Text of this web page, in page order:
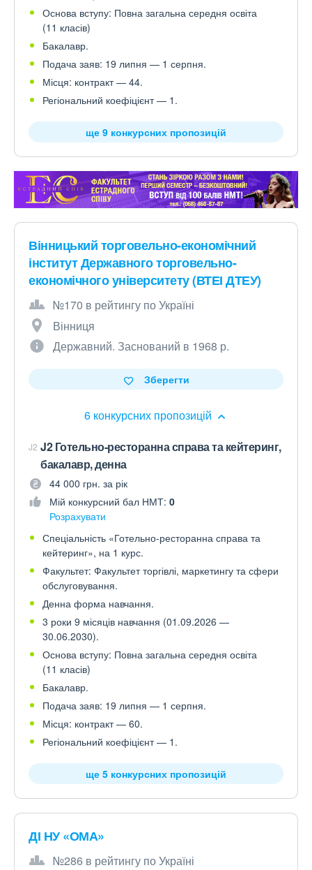
Основа вступу: Повна загальна середня освіта
(11 класів)
Бакалавр.
Подача заяв: 19 липня — 1 серпня.
Місця: контракт — 44.
Регіональний коефіцієнт — 1.
ще 9 конкурсних пропозицій
Вінницький торговельно-економічний
інститут Державного торговельно-
економічного університету (ВТЕІ ДТЕУ)
№170 в рейтингу по Україні
Вінниця
Державний. Заснований в 1968 р.
6 конкурсних пропозицій
Зберегти
J2 J2 Готельно-ресторанна справа та кейтеринг,
бакалавр, денна
44 000 грн. за рік
Мій конкурсний бал НМТ: 0
Розрахувати
Спеціальність «Готельно-ресторанна справа та
кейтеринг», на 1 курс.
Факультет: Факультет торгівлі, маркетингу та сфери
обслуговування.
Денна форма навчання.
3 роки 9 місяців навчання (01.09.2026 —
30.06.2030).
Основа вступу: Повна загальна середня освіта
(11 класів)
Бакалавр.
Подача заяв: 19 липня — 1 серпня.
Місця: контракт — 60.
Регіональний коефіцієнт — 1.
ще 5 конкурсних пропозицій
ДІ НУ «ОМА»
№286 в рейтингу по Україні